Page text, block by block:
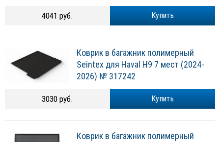
Купить
4041 руб.
Коврик в багажник полимерный
Seintex для Haval H9 7 мест (2024-
2026) № 317242
Купить
3030 руб.
Коврик в багажник полимерный